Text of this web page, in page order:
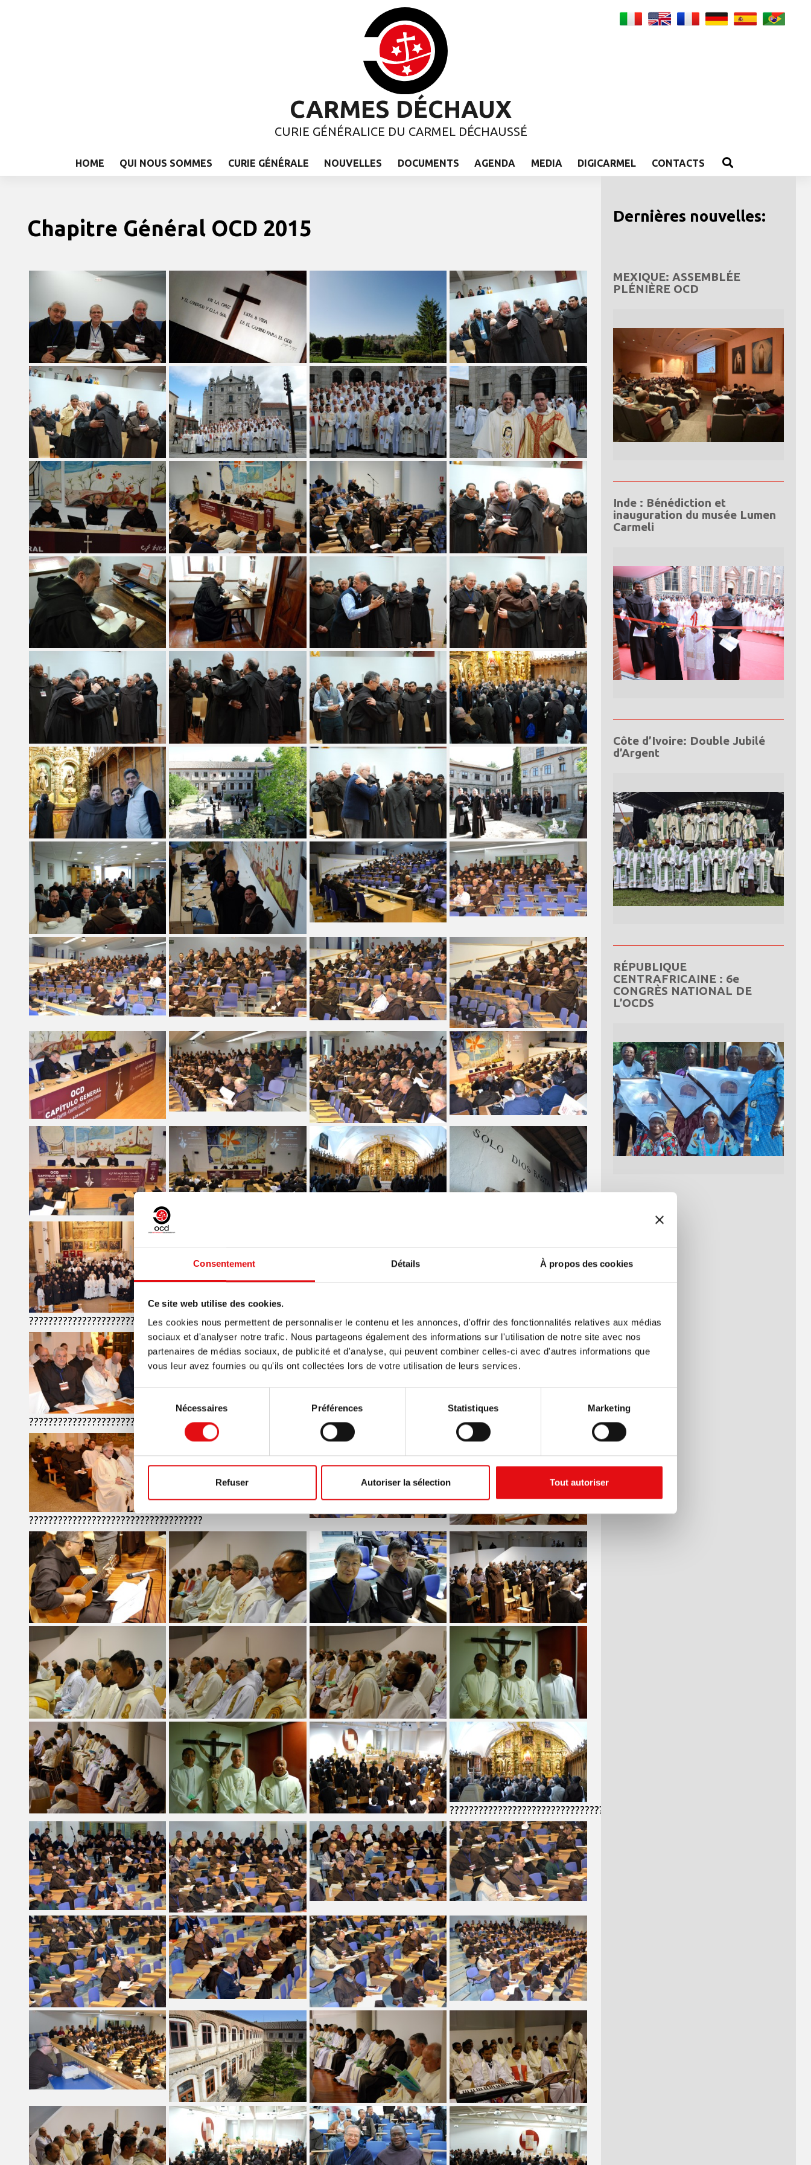
Consentement Détails À propos des cookies
Ce site web utilise des cookies.
Les cookies nous permettent de personnaliser le contenu et les annonces, d'offrir des fonctionnalités relatives aux médias
sociaux et d'analyser notre trafic. Nous partageons également des informations sur l'utilisation de notre site avec nos
partenaires de médias sociaux, de publicité et d'analyse, qui peuvent combiner celles-ci avec d'autres informations que
vous leur avez fournies ou qu'ils ont collectées lors de votre utilisation de leurs services.
du
consentement
Nécessaires Préférences Statistiques Marketing
Refuser Autoriser la sélection Tout autoriser
CARMES DÉCHAUX
CURIE GÉNÉRALICE DU CARMEL DÉCHAUSSÉ
HOME QUI NOUS SOMMES CURIE GÉNÉRALE NOUVELLES DOCUMENTS AGENDA MEDIA DIGICARMEL CONTACTS
Chapitre Général OCD 2015
????????????????????????????????????
????????????????????????????????????
????????????????????????????????????????????????????????????????????????????????????????????????????????????????????????????????????????????????
????????????????????????????????????
????????????????????????????????????
Dernières nouvelles:
MEXIQUE: ASSEMBLÉE
PLÉNIÈRE OCD
Inde : Bénédiction et
inauguration du musée Lumen
Carmeli
Côte d’Ivoire: Double Jubilé
d’Argent
RÉPUBLIQUE
CENTRAFRICAINE : 6e
CONGRÈS NATIONAL DE
L’OCDS